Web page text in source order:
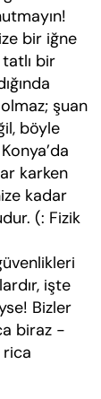
bir iğne
bir
şuan
böyle
karken
kadar
(: Fizik
işte
Bizler
biraz -
rica